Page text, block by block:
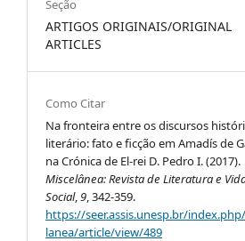
Seção
ARTIGOS ORIGINAIS/ORIGINAL
ARTICLES
Como Citar
Na fronteira entre os discursos
literário: fato e ficção em Amadís de
na Crónica de El-rei D. Pedro I. (2017).
Miscelânea: Revista de Literatura e
Social,9, 342-359.
https://seer.assis.unesp.br/
lanea/article/view/489